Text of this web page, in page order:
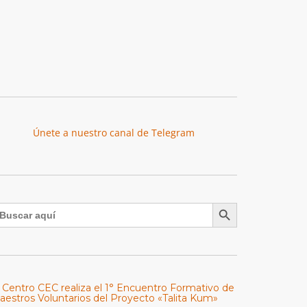
Únete a nuestro canal de Telegram
Botón de búsqueda
Centro CEC realiza el 1° Encuentro Formativo de
Voluntarios del Proyecto «Talita Kum»